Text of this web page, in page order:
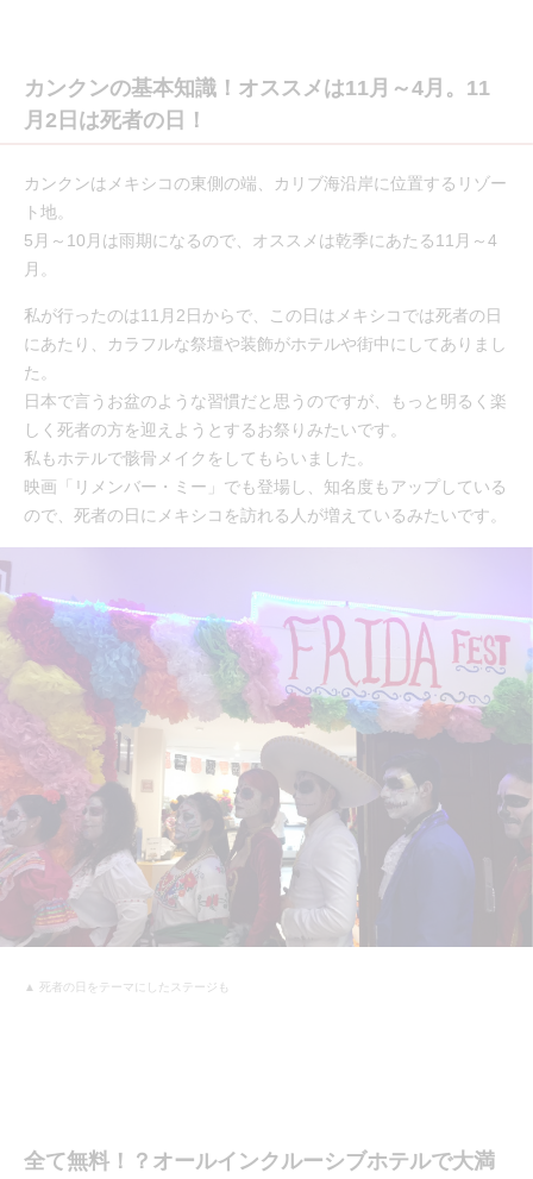
カンクンの基本知識！オススメは11月～4月。11
月2日は死者の日！
カンクンはメキシコの東側の端、カリブ海沿岸に位置するリゾー
ト地。
5月～10月は雨期になるので、オススメは乾季にあたる11月～4
月。
私が行ったのは11月2日からで、この日はメキシコでは死者の日
にあたり、カラフルな祭壇や装飾がホテルや街中にしてありまし
た。
日本で言うお盆のような習慣だと思うのですが、もっと明るく楽
しく死者の方を迎えようとするお祭りみたいです。
私もホテルで骸骨メイクをしてもらいました。
映画「リメンバー・ミー」でも登場し、知名度もアップしている
ので、死者の日にメキシコを訪れる人が増えているみたいです。
▲ 死者の日をテーマにしたステージも
全て無料！？オールインクルーシブホテルで大満